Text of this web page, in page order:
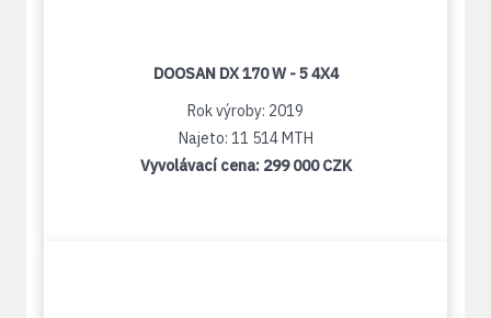
DOOSAN DX 170 W - 5 4X4
Rok výroby: 2019
Najeto: 11 514 MTH
Vyvolávací cena: 299 000 CZK